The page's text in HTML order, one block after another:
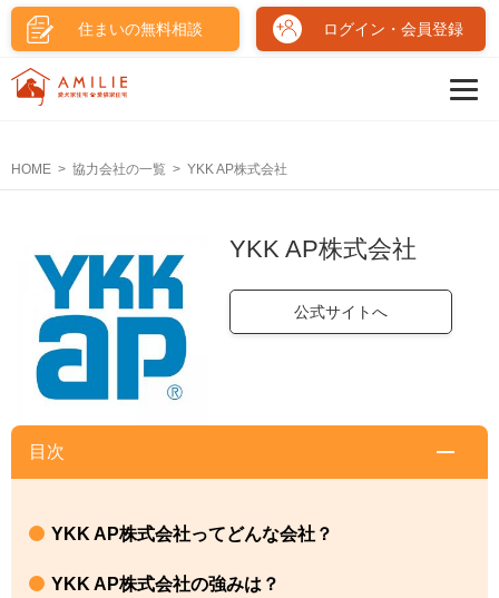
住まいの無料相談 ログイン・会員登録
HOME 協力会社の一覧 YKK AP株式会社
YKK AP株式会社
公式サイトへ
目次
YKK AP株式会社ってどんな会社？
YKK AP株式会社の強みは？